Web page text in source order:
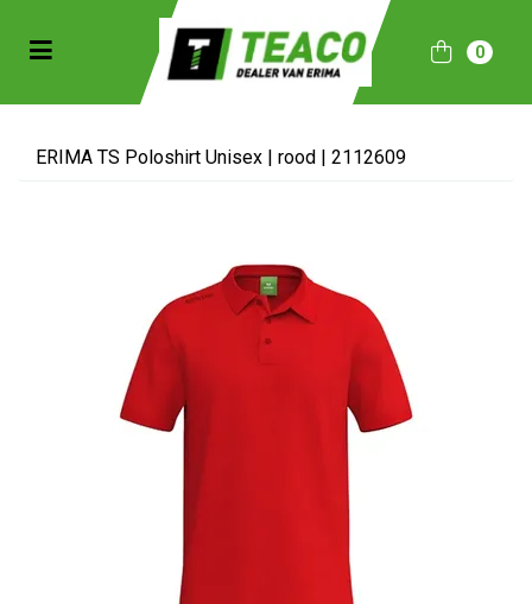
(Sportkleding)
(Collecties)
Toggle navigation 0
ERIMA TS Poloshirt Unisex | rood | 2112609